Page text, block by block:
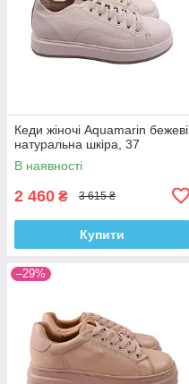
Кеди жіночі Aquamarin бежеві
натуральна шкіра, 37
В наявності
2 460 ₴ 3 615 ₴
Купити
–29%